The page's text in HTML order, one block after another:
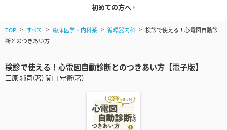
初めての方へ
TOP すべて 臨床医学・内科系 循環器内科
検診で使える！心電図自動診
断とのつきあい方
検診で使える！心電図自動診断とのつきあい方【電子版】
三原 純司(著) 関口 守衛(著)